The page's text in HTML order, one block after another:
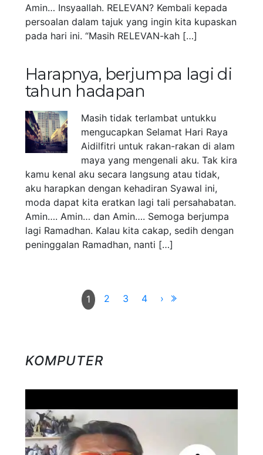
Amin… Insyaallah. RELEVAN? Kembali kepada
persoalan dalam tajuk yang ingin kita kupaskan
pada hari ini. “Masih RELEVAN-kah […]
Harapnya, berjumpa lagi di
tahun hadapan
Masih tidak terlambat untukku
mengucapkan Selamat Hari Raya
Aidilfitri untuk rakan-rakan di alam
maya yang mengenali aku. Tak kira
kamu kenal aku secara langsung atau tidak,
aku harapkan dengan kehadiran Syawal ini,
moda dapat kita eratkan lagi tali persahabatan.
Amin…. Amin… dan Amin…. Semoga berjumpa
lagi Ramadhan. Kalau kita cakap, sedih dengan
peninggalan Ramadhan, nanti […]
1 2 3 4 ›
KOMPUTER